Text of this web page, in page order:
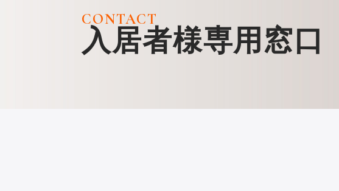
CONTACT
入居者様専用窓口